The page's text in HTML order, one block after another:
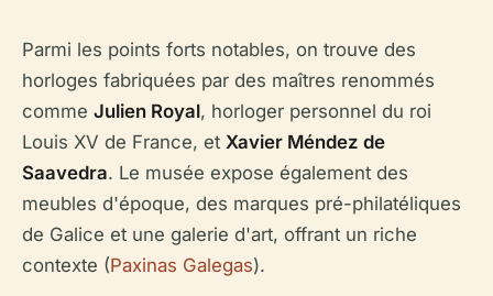
Parmi les points forts notables, on trouve des
horloges fabriquées par des maîtres renommés
comme Julien Royal, horloger personnel du roi
Louis XV de France, et Xavier Méndez de
Saavedra. Le musée expose également des
meubles d'époque, des marques pré-philatéliques
de Galice et une galerie d'art, offrant un riche
contexte (Paxinas Galegas).